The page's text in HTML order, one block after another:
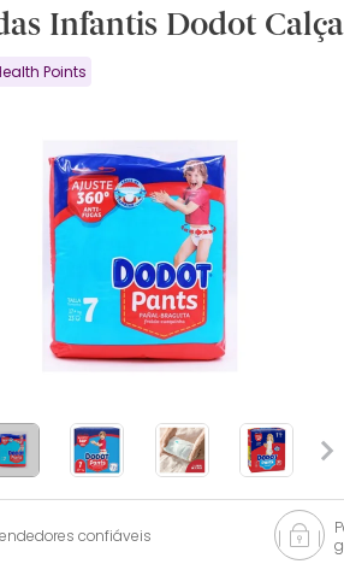
Infantis Dodot
Points
confiáveis